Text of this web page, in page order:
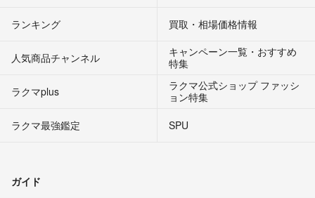
ランキング 買取・相場価格情報
人気商品チャンネル
キャンペーン一覧・おすすめ
特集
ラクマplus
ラクマ公式ショップ ファッシ
ョン特集
ラクマ最強鑑定
SPU
ガイド